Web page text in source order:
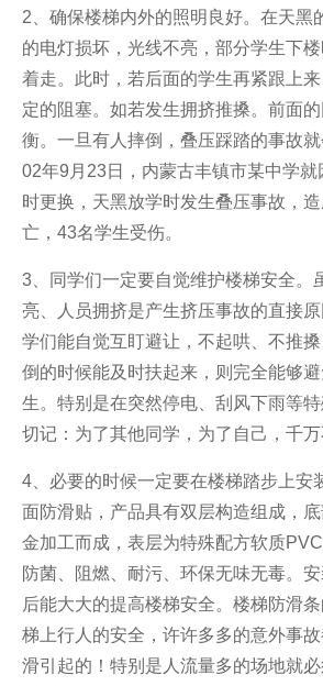
2、确保楼梯内外的照明良好。在天黑
的电灯损坏，光线不亮，部分学生下
着走。此时，若后面的学生再紧跟上
定的阻塞。如若发生拥挤推搡。前面
衡。一旦有人摔倒，叠压踩踏的事故
02年9月23日，内蒙古丰镇市某中学就
时更换，天黑放学时发生叠压事故，
亡，43名学生受伤。
3、同学们一定要自觉维护楼梯安全。
亮、人员拥挤是产生挤压事故的直接
学们能自觉互盯避让，不起哄、不推
倒的时候能及时扶起来，则完全能够
生。特别是在突然停电、刮风下雨等
切记：为了其他同学，为了自己，千万
4、必要的时候一定要在楼梯踏步上安
面防滑贴，产品具有双层构造组成，
金加工而成，表层为特殊配方软质PVC
防菌、阻燃、耐污、环保无味无毒。
后能大大的提高楼梯安全。楼梯防滑
梯上行人的安全，许许多多的意外事
滑引起的！特别是人流量多的场地就